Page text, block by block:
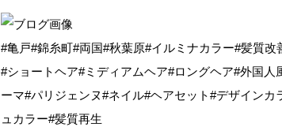
#亀戸#錦糸町#両国#秋葉原#イルミナカラー#髪質
#ショートヘア#ミディアムヘア#ロングヘア#外国
ーマ#パリジェンヌ#ネイル#ヘアセット#デザイン
ュカラー#髪質再生